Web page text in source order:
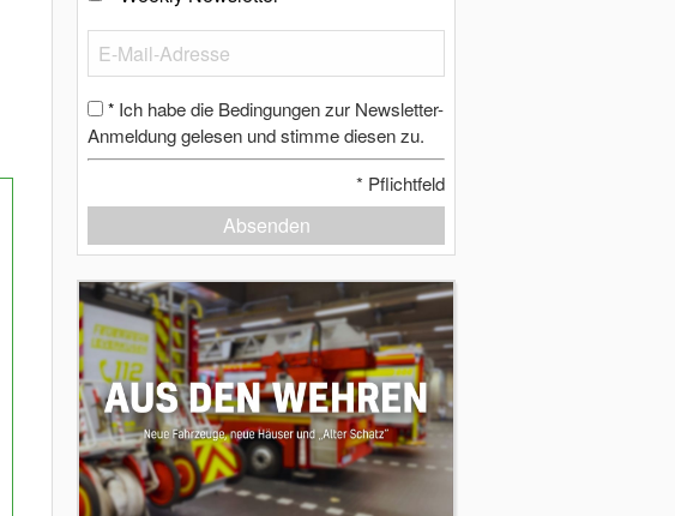
* Ich habe die Bedingungen zur Newsletter-
Anmeldung gelesen und stimme diesen zu.
* Pflichtfeld
Absenden